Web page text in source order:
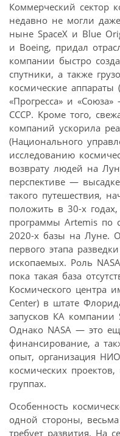
Коммерческий сектор
недавно не могли
ныне SpaceX и Blue
и Boeing, придал
компании быстро
спутники, а также
космические
«Прогресса» и
СССР. Кроме того,
компаний ускорила
(Национального
исследованию
возврату людей на
перспективе —
такого путешествия,
положить в 30-х годах,
программы Artemis по
2020-х базы на Луне.
первого этапа
ископаемых. Роль
пока такая база
Космического центра
Center) в штате
запусков КА компании
Однако NASA — это
финансирование, а
опыт, организация
космических
группах.
Особенность
одной стороны,
требует развития. На